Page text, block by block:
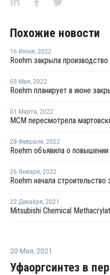
Похожие новости
16 Июня, 2022
Roehm закрыла
03 Мая, 2022
Roehm планирует в июне
01 Марта, 2022
MCM пересмотрела
28 Февраля, 2022
Roehm объявила о
26 Января, 2022
Roehm начала
22 Декабря, 2021
20 Мая, 2021
Уфаоргсинтез в